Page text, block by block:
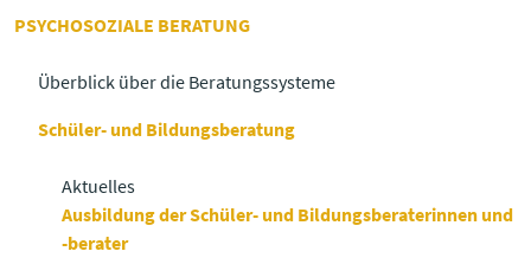
PSYCHOSOZIALE BERATUNG
Überblick über die Beratungssysteme
Schüler- und Bildungsberatung
Aktuelles
Ausbildung der Schüler- und Bildungsberaterinnen und
-berater